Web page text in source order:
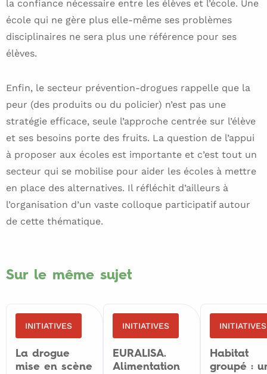
la confiance nécessaire entre les élèves et l’école. Une
école qui ne gère plus elle-même ses problèmes
disciplinaires ne sera plus une référence pour ses
élèves.
Enfin, le secteur prévention-drogues rappelle que la
peur (des produits ou du policier) n’est pas une
stratégie efficace, seule l’approche centrée sur l’élève
et ses besoins porte des fruits. La question de l’appui
à proposer aux écoles est importante et c’est tout un
secteur qui se mobilise pour aider les écoles à mettre
en place des alternatives. Il réfléchit d’ailleurs à
l’organisation d’un vaste colloque participatif autour
de cette thématique.
Sur le même sujet
INITIATIVES
La drogue
mise en scène
INITIATIVES
EURALISA.
Alimentation
INITIATIVES
Habitat
groupé :